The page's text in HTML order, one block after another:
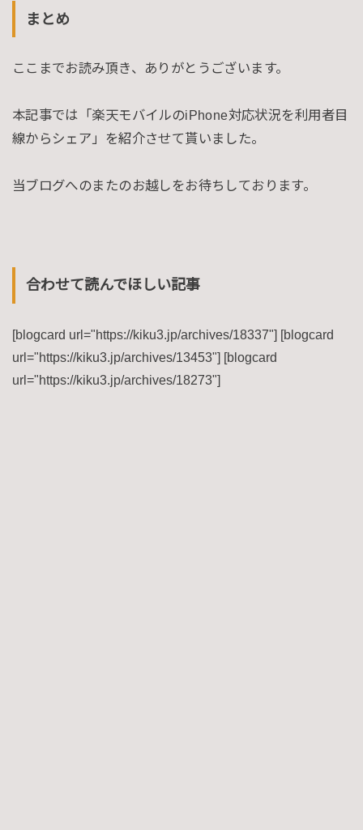
まとめ
ここまでお読み頂き、ありがとうございます。
本記事では「楽天モバイルのiPhone対応状況を利用者目
線からシェア」を紹介させて貰いました。
当ブログへのまたのお越しをお待ちしております。
合わせて読んでほしい記事
[blogcard url="https://kiku3.jp/archives/18337"] [blogcard
url="https://kiku3.jp/archives/13453"] [blogcard
url="https://kiku3.jp/archives/18273"]